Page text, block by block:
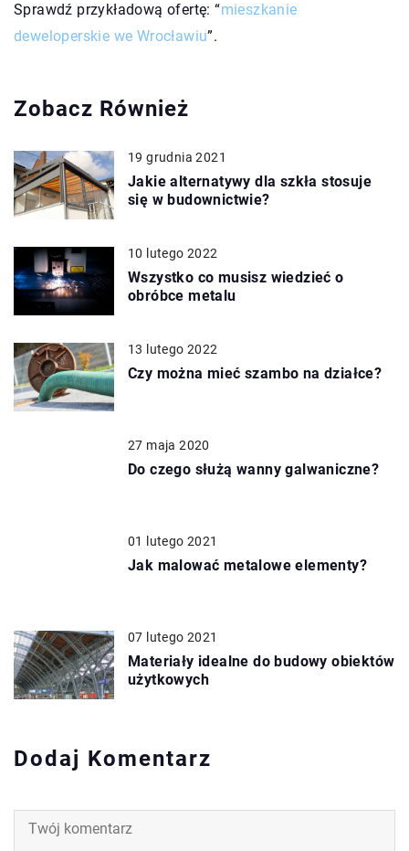
Sprawdź przykładową ofertę: “mieszkanie
deweloperskie we Wrocławiu”.
Zobacz Również
19 grudnia 2021
Jakie alternatywy dla szkła stosuje
się w budownictwie?
10 lutego 2022
Wszystko co musisz wiedzieć o
obróbce metalu
13 lutego 2022
Czy można mieć szambo na działce?
27 maja 2020
Do czego służą wanny galwaniczne?
01 lutego 2021
Jak malować metalowe elementy?
07 lutego 2021
Materiały idealne do budowy obiektów
użytkowych
Dodaj Komentarz